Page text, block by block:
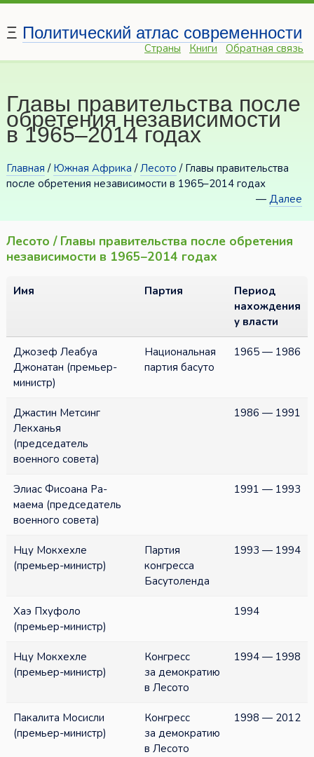
Ξ Политический атлас современности
Страны Книги Обратная связь
Главы правительства после
обретения независимости
в 1965–2014 годах
Главная / Южная Африка /Лесото / Главы правительства
после обретения независимости в 1965–2014 годах
—Далее
Лесото / Главы правительства после обретения
независимости в 1965–2014 годах
Имя Партия
Период
нахождения
у власти
Джозеф Леабуа
Джонатан (премьер-
министр)
Национальная
партия басуто
1965 — 1986
Джастин Метсинг
Лекханья
(председатель
военного совета)
1986 — 1991
Элиас Фисоана Ра-
маема (председатель
военного совета)
1991 — 1993
Нцу Мокхехле
(премьер-министр)
Партия
конгресса
Басутоленда
1993 — 1994
Хаэ Пхуфоло
(премьер-министр)
1994
Нцу Мокхехле
(премьер-министр)
Конгресс
за демократию
в Лесото
1994 — 1998
Пакалита Мосисли
(премьер-министр)
Конгресс
за демократию
в Лесото
1998 — 2012